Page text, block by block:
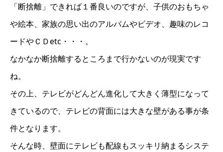
「断捨離」できれば１番良いのですが、子供のおもちゃ
や絵本、家族の思い出のアルバムやビデオ、趣味のレコ
ードやＣＤetc・・・。
なかなか断捨離するところまで行かないのが現実です
ね。
その上、テレビがどんどん進化して大きく薄型になって
きているので、テレビの背面には大きな壁がある事が条
件となります。
そんな時、壁面にテレビも配線もスッキリ納まるシステ